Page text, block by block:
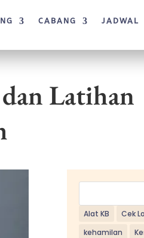
CABANG JADWAL
Latihan
Alat KB Cek
kehamilan